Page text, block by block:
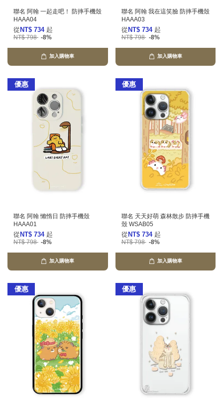
聯名 阿翰 一起走吧！ 防摔手機殼
HAAA04
從 NT$ 734 起
NT$ 798 -8%
加入購物車
聯名 阿翰 我在這笑臉 防摔手機殼
HAAA03
從 NT$ 734 起
NT$ 798 -8%
加入購物車
優惠
聯名 阿翰 懶惰日 防摔手機殼
HAAA01
從 NT$ 734 起
NT$ 798 -8%
加入購物車
優惠
聯名 天天好萌 森林散步 防摔手機
殼 WSAB05
從 NT$ 734 起
NT$ 798 -8%
加入購物車
優惠 優惠